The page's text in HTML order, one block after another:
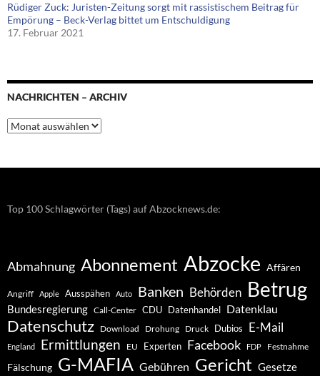
Rüdiger Zuck: Juristen-Zeitung sorgt mit rassistischem Beitrag für
Empörung – Beck-Verlag bittet um Entschuldigung
17. Februar 2021
NACHRICHTEN – ARCHIV
Nachrichten
–
Top 100 Schlagwörter (Tags) auf Abzocknews.de:
Abmahnung Abonnement Abzocke Affären
Angriff Apple Ausspähen Auto Banken Behörden Betrug
Bundesregierung Call-Center CDU Datenhandel Datenklau
Datenschutz Download Drohung Druck Dubios E-Mail
England Ermittlungen EU Experten Facebook FDP Festnahme
Fälschung G-MAFIA Gebühren Gericht Gesetze